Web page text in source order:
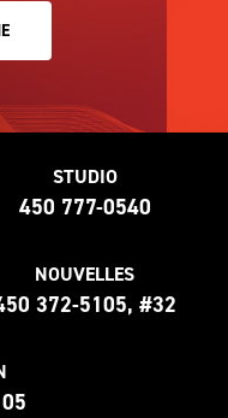
STUDIO
450 777-0540
NOUVELLES
372-5105, #32